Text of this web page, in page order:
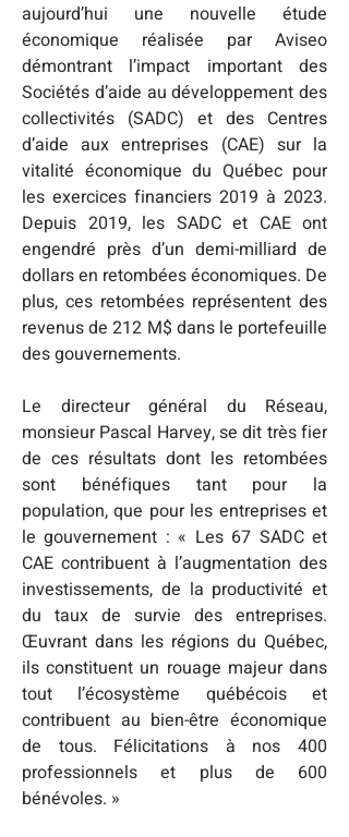
aujourd’hui une nouvelle étude
économique réalisée par Aviseo
démontrant l’impact important des
Sociétés d’aide au développement des
collectivités (SADC) et des Centres
d’aide aux entreprises (CAE) sur la
vitalité économique du Québec pour
les exercices financiers 2019 à 2023.
Depuis 2019, les SADC et CAE ont
engendré près d’un demi-milliard de
dollars en retombées économiques. De
plus, ces retombées représentent des
revenus de 212 M$ dans le portefeuille
des gouvernements.
Le directeur général du Réseau,
monsieur Pascal Harvey, se dit très fier
de ces résultats dont les retombées
sont bénéfiques tant pour la
population, que pour les entreprises et
le gouvernement : « Les 67 SADC et
CAE contribuent à l’augmentation des
investissements, de la productivité et
du taux de survie des entreprises.
Œuvrant dans les régions du Québec,
ils constituent un rouage majeur dans
tout l’écosystème québécois et
contribuent au bien-être économique
de tous. Félicitations à nos 400
professionnels et plus de 600
bénévoles. »